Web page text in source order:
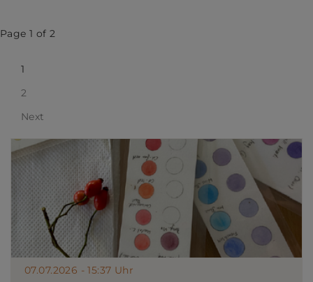
Page 1 of 2
1
2
Next
07.07.2026 - 15:37 Uhr